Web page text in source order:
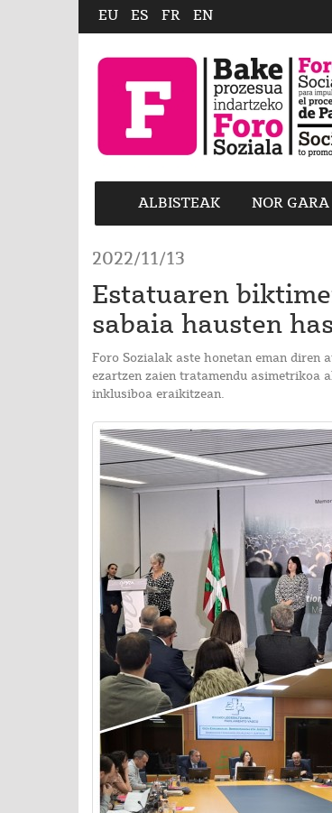
EU ES FR EN
ALBISTEAK NOR GARA
2022/11/13
Estatuaren
sabaia hausten
Foro Sozialak aste honetan eman
ezartzen zaien tratamendu asimetrikoa
inklusiboa eraikitzean.